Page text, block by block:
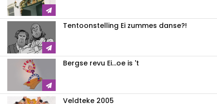
Tentoonstelling Ei zummes danse?!
Bergse revu Ei...oe is 't
Veldteke 2005